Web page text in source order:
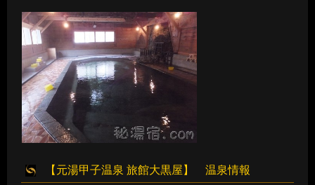
【元湯甲子温泉 旅館大黒屋】 温泉情報